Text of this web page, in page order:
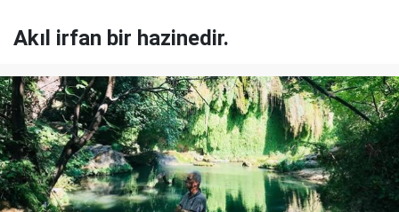
Akıl irfan bir hazinedir.